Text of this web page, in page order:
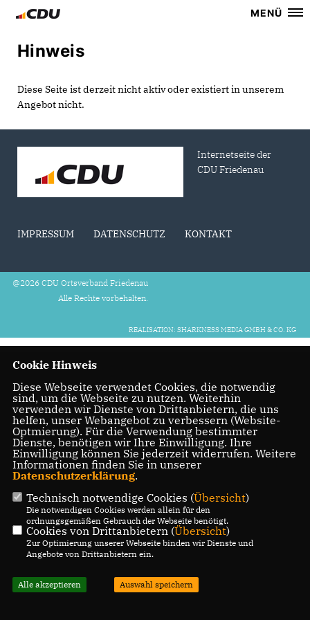
MENÜ
Hinweis
Diese Seite ist derzeit nicht aktiv oder existiert in unserem
Angebot nicht.
Internetseite der
CDU Friedenau
IMPRESSUM DATENSCHUTZ KONTAKT
@2026 CDU Ortsverband Friedenau
Alle Rechte vorbehalten.
REALISATION: SHARKNESS MEDIA GMBH & CO. KG
Cookie Hinweis
Diese Webseite verwendet Cookies, die notwendig
sind, um die Webseite zu nutzen. Weiterhin
verwenden wir Dienste von Drittanbietern, die uns
helfen, unser Webangebot zu verbessern (Website-
Optmierung). Für die Verwendung bestimmter
Dienste, benötigen wir Ihre Einwilligung. Ihre
Einwilligung können Sie jederzeit widerrufen. Weitere
Informationen finden Sie in unserer
Datenschutzerklärung.
Technisch notwendige Cookies (Übersicht)
Die notwendigen Cookies werden allein für den
ordnungsgemäßen Gebrauch der Webseite benötigt.
Cookies von Drittanbietern (Übersicht)
Zur Optimierung unserer Webseite binden wir Dienste und
Angebote von Drittanbietern ein.
Alle akzeptieren Auswahl speichern